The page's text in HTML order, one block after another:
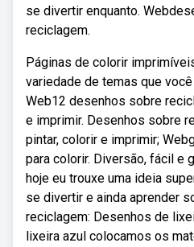
se divertir enquanto.
reciclagem.
Páginas de colorir
variedade de temas que
Web12 desenhos sobre
e imprimir. Desenhos sobre
pintar, colorir e imprimir;
para colorir. Diversão, fácil e
hoje eu trouxe uma ideia
se divertir e ainda aprender
reciclagem: Desenhos de
lixeira azul colocamos os